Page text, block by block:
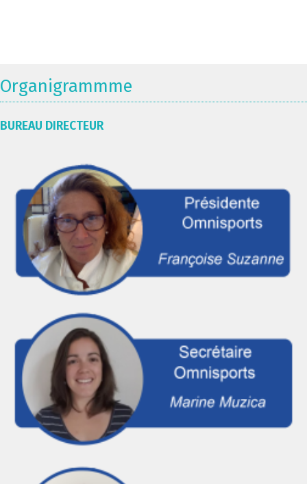
Organigrammme
BUREAU DIRECTEUR